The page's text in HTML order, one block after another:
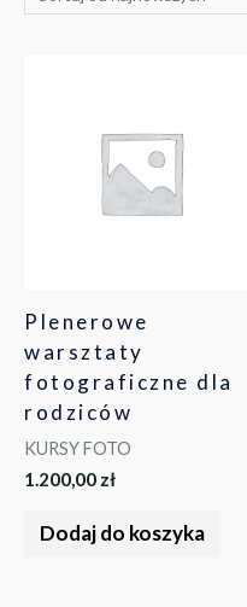
Plenerowe
warsztaty
fotograficzne dla
rodziców
KURSY FOTO
1.200,00 zł
Dodaj do koszyka